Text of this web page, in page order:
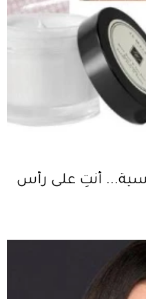
أنتِ على رأس